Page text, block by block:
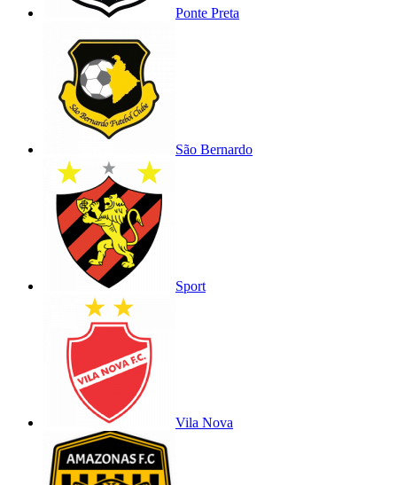
Ponte Preta
São Bernardo
Sport
Vila Nova